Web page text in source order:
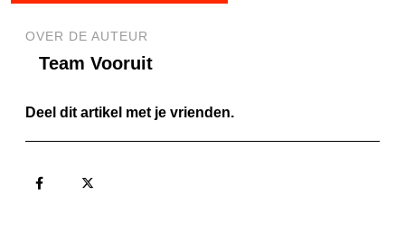
OVER DE AUTEUR
Team Vooruit
Deel dit artikel met je vrienden.